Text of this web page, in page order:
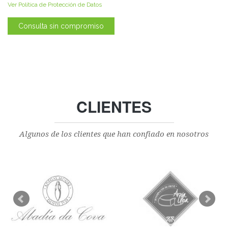
Ver Política de Protección de Datos
CLIENTES
Algunos de los clientes que han confiado en nosotros